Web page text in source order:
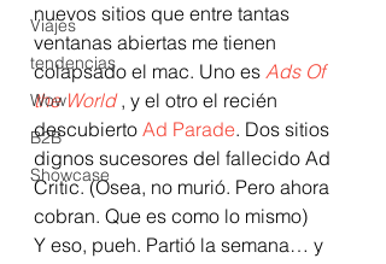
Viajes
tendencias
Wow
B2B
Showcase
nuevos sitios que entre tantas
ventanas abiertas me tienen
colapsado el mac. Uno es Ads Of
the World , y el otro el recién
descubierto Ad Parade. Dos sitios
dignos sucesores del fallecido Ad
Critic. (Osea, no murió. Pero ahora
cobran. Que es como lo mismo)
Y eso, pueh. Partió la semana… y